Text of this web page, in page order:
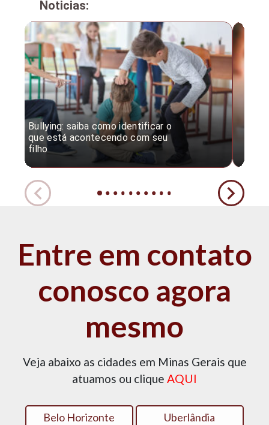
Noticias:
Bullying: saiba como identificar o
que está acontecendo com seu
filho
Entre em contato
conosco agora
mesmo
Veja abaixo as cidades em Minas Gerais que
atuamos ou clique AQUI
Belo Horizonte Uberlândia